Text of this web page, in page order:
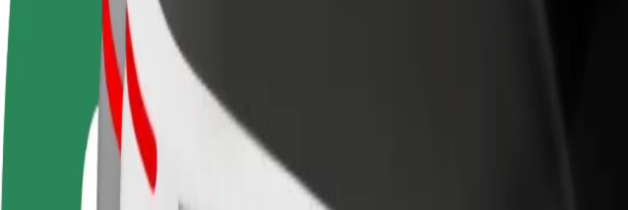
Preguntas frecuentes
Colaborar como conductor
Gana dinero colaborando
Colaborar como repartidor
Repartí comida y cobrá todas las
Cómo ir de Terminal 1 Vienna Airport a Schwedenplatz